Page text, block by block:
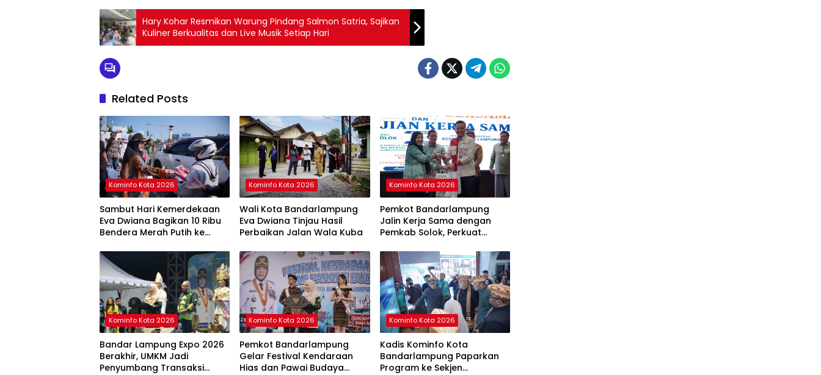
Hary Kohar Resmikan Warung Pindang Salmon Satria, Sajikan
Kuliner Berkualitas dan Live Musik Setiap Hari
Related Posts
Kominfo Kota 2026
Sambut Hari Kemerdekaan
Eva Dwiana Bagikan 10 Ribu
Bendera Merah Putih ke
Kominfo Kota 2026
Wali Kota Bandarlampung
Eva Dwiana Tinjau Hasil
Perbaikan Jalan Wala Kuba
Kominfo Kota 2026
Pemkot Bandarlampung
Jalin Kerja Sama dengan
Pemkab Solok, Perkuat
Kendalikan Inflasi
Kominfo Kota 2026
Bandar Lampung Expo 2026
Berakhir, UMKM Jadi
Penyumbang Transaksi
Kominfo Kota 2026
Pemkot Bandarlampung
Gelar Festival Kendaraan
Hias dan Pawai Budaya
Kominfo Kota 2026
Kadis Kominfo Kota
Bandarlampung Paparkan
Program ke Sekjen